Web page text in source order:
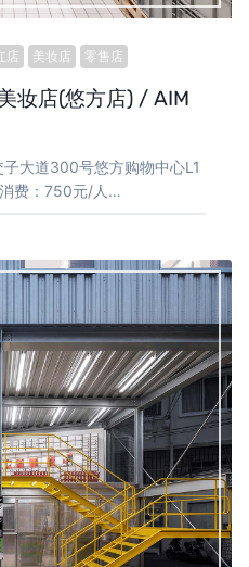
店 美妆店 零售店
妆店(悠方店) / AIM
大道300号悠方购物中心L1
费：750元/人…